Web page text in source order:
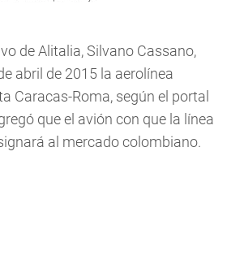
de Alitalia, Silvano Cassano,
abril de 2015 la aerolínea
Caracas-Roma, según el portal
que el avión con que la línea
al mercado colombiano.